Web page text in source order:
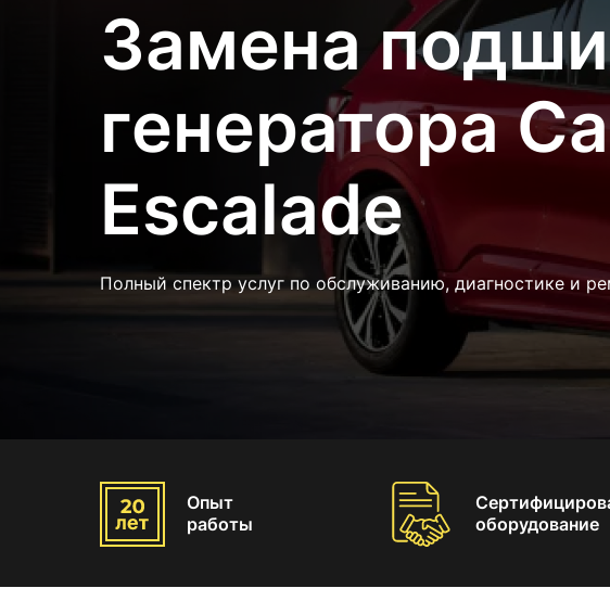
Замена
генератора
Escalade
Полный спектр услуг по обслуживанию, диагностике и
Опыт
работы
оборудование